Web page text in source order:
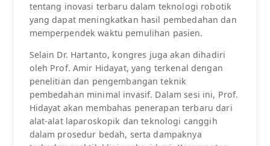
tentang inovasi terbaru dalam teknologi robotik
yang dapat meningkatkan hasil pembedahan dan
memperpendek waktu pemulihan pasien.
Selain Dr. Hartanto, kongres juga akan dihadiri
oleh Prof. Amir Hidayat, yang terkenal dengan
penelitian dan pengembangan teknik
pembedahan minimal invasif. Dalam sesi ini, Prof.
Hidayat akan membahas penerapan terbaru dari
alat-alat laparoskopik dan teknologi canggih
dalam prosedur bedah, serta dampaknya